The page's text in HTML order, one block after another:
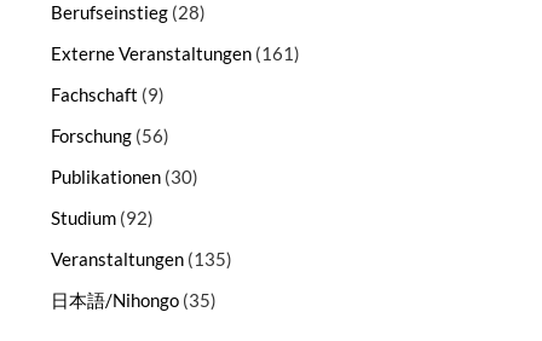
Berufseinstieg (28)
Externe Veranstaltungen (161)
Fachschaft (9)
Forschung (56)
Publikationen (30)
Studium (92)
Veranstaltungen (135)
日本語/Nihongo (35)